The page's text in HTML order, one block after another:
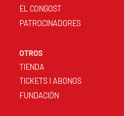
EL CONGOST
PATROCINADORES
OTROS
TIENDA
TICKETS I ABONOS
FUNDACIÓN